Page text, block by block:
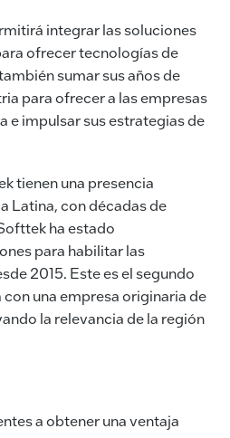
integrar las soluciones
ofrecer tecnologías de
sumar sus años de
para ofrecer a las empresas
e impulsar sus estrategias de
tienen una presencia
Latina, con décadas de
ha estado
para habilitar las
2015. Este es el segundo
una empresa originaria de
la relevancia de la región
a obtener una ventaja